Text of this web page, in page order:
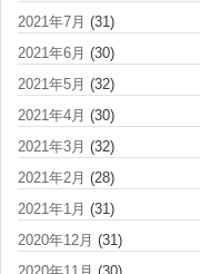
2021年7月 (31)
2021年6月 (30)
2021年5月 (32)
2021年4月 (30)
2021年3月 (32)
2021年2月 (28)
2021年1月 (31)
2020年12月 (31)